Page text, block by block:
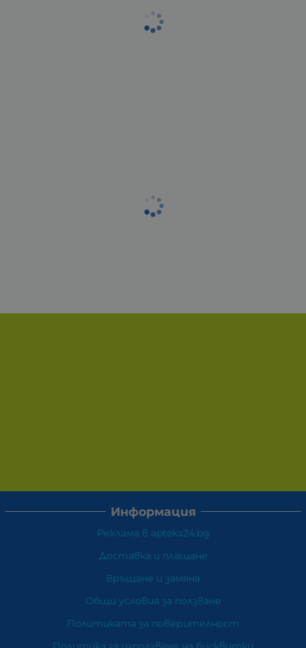
Информация
Реклама в apteka24.bg
Доставка и плащане
Връщане и замяна
Общи условия за ползване
Политиката за поверителност